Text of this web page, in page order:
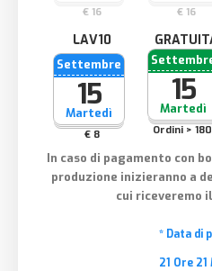
€ 16 € 16
Martedì
Settembre
15
€ 8
Martedì
15
Ordini >
In caso di pagamento con
produzione inizieranno a
cui riceveremo
* Data di
21 Ore 21